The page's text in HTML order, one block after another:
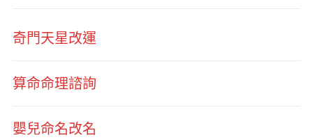
奇門天星改運
算命命理諮詢
嬰兒命名改名